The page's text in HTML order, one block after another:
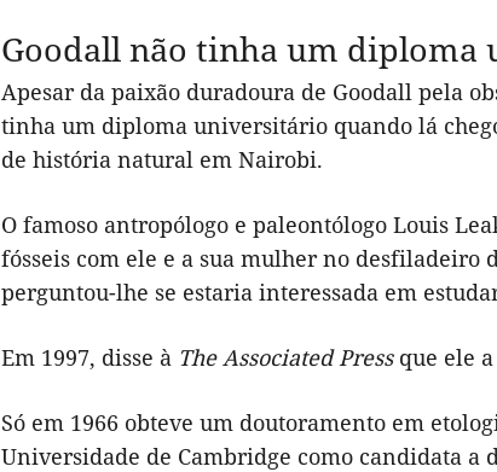
Goodall não tinha um
Apesar da paixão duradoura de Goodall pela
tinha um diploma universitário quando lá
de história natural em Nairobi.
O famoso antropólogo e paleontólogo Louis
fósseis com ele e a sua mulher no desfiladeiro
perguntou-lhe se estaria interessada em
Em 1997, disse à The Associated Pressque ele a
Só em 1966 obteve um doutoramento em
Universidade de Cambridge como candidata